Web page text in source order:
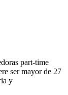
part-time
ser mayor de 27
y